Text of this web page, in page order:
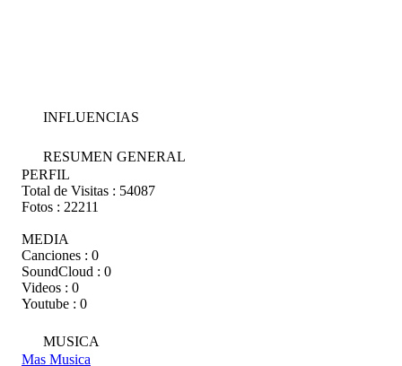
INFLUENCIAS
RESUMEN GENERAL
PERFIL
Total de Visitas : 54087
Fotos : 22211
MEDIA
Canciones : 0
SoundCloud : 0
Videos : 0
Youtube : 0
MUSICA
Mas Musica